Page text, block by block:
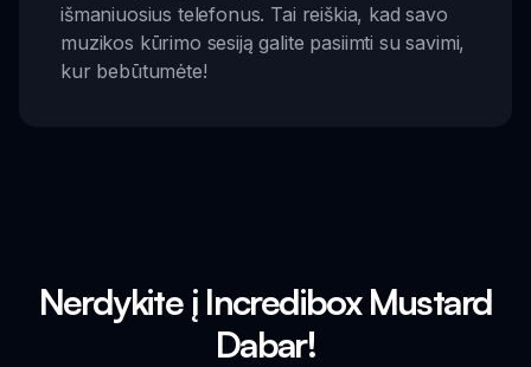
išmaniuosius telefonus. Tai reiškia, kad savo
muzikos kūrimo sesiją galite pasiimti su savimi,
kur bebūtumėte!
Nerdykite į Incredibox Mustard
Dabar!